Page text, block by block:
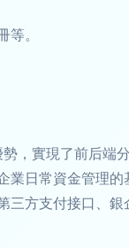
。
，實現了前后端
業日常資金管理
三方支付接口、